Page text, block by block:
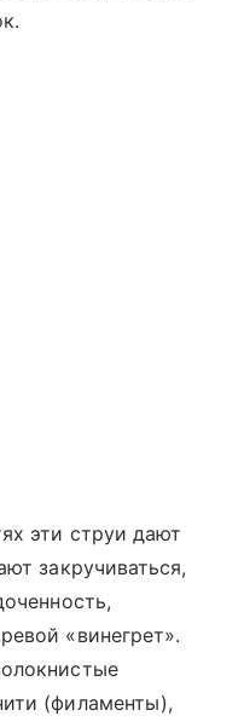
эти струи дают
закручиваться,
«винегрет».
(филаменты),